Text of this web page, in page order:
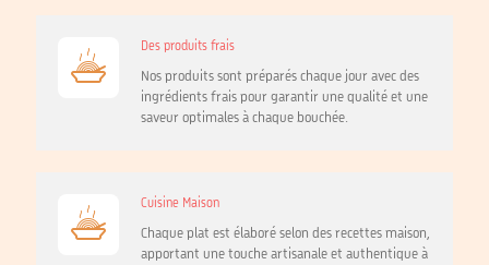
Des produits frais
Nos produits sont préparés chaque jour avec des
ingrédients frais pour garantir une qualité et une
saveur optimales à chaque bouchée.
Cuisine Maison
Chaque plat est élaboré selon des recettes maison,
apportant une touche artisanale et authentique à